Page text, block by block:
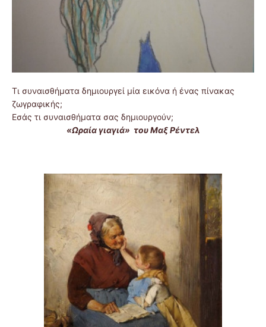
Τι συναισθήματα δημιουργεί μία εικόνα ή ένας πίνακας
ζωγραφικής;
Εσάς τι συναισθήματα σας δημιουργούν;
«Ωραία γιαγιά» του Μαξ Ρέντελ